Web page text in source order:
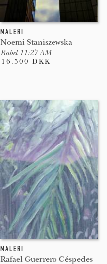
MALERI
Noemi Staniszewska
Babel 11:27 AM
16.500 DKK
MALERI
Rafael Guerrero Céspedes